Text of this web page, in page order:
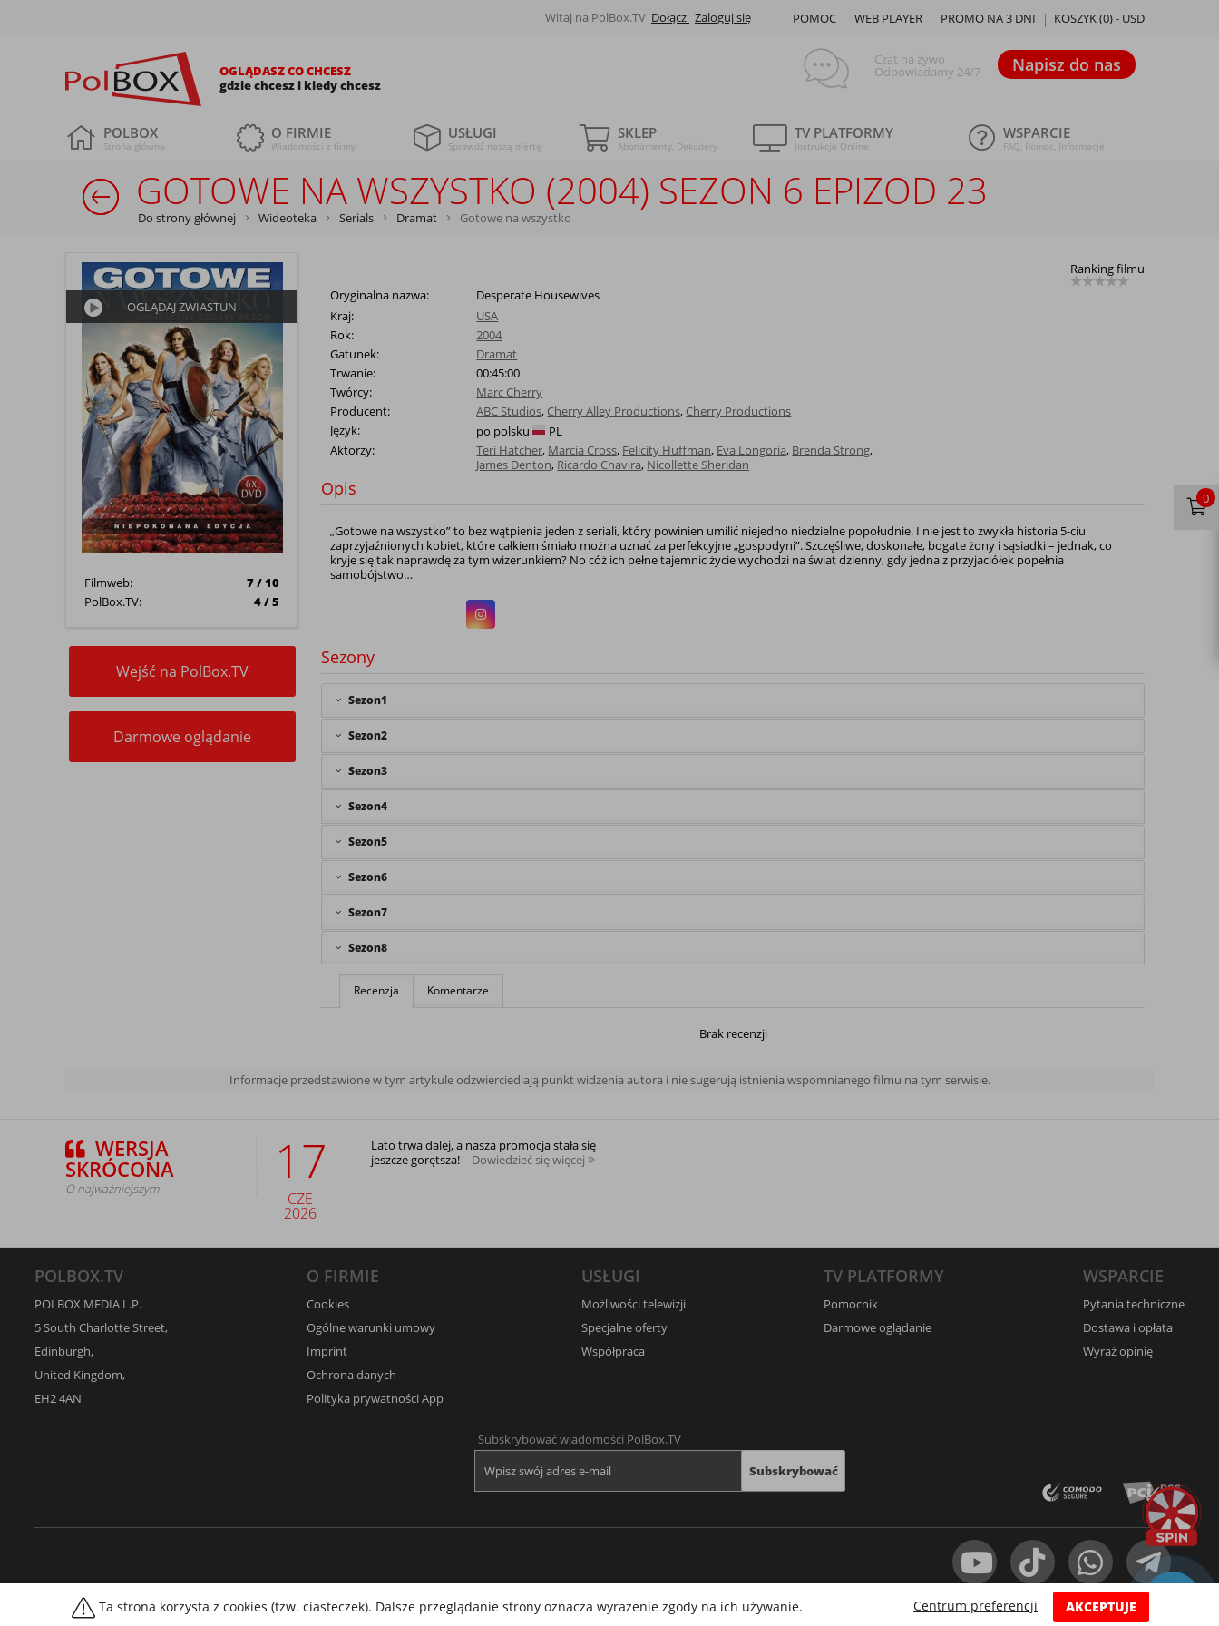
Ta strona korzysta z cookies (tzw. ciasteczek). Dalsze przeglądanie strony oznacza wyrażenie zgody na ich używanie. AKCEPTUJE
Centrum preferencji
Witaj na PolBox.TV Dołącz Zaloguj się KOSZYK (0) - USD
PROMO NA 3 DNI
WEB PLAYER
POMOC
OGLĄDASZ CO CHCESZ
gdzie chcesz i kiedy chcesz
Czat na żywo
Odpowiadamy 24/7 Napisz do nas
POLBOX
Strona główna
O FIRMIE
Wiadomości z firmy
USŁUGI
Sprawdź naszą ofertę
SKLEP
Abonamenty, Dekodery
TV PLATFORMY
Instrukcje Online
WSPARCIE
FAQ, Pomoc, Informacje
GOTOWE NA WSZYSTKO (2004) SEZON 6 EPIZOD 23
Do strony głównej Wideoteka Serials Dramat Gotowe na wszystko
OGLĄDAJ ZWIASTUN
Filmweb:
7 / 10
PolBox.TV:
4 / 5
Wejść na PolBox.TV
Darmowe oglądanie
Ranking filmu
Oryginalna nazwa:
Desperate Housewives
Kraj:
USA
Rok:
2004
Gatunek:
Dramat
Trwanie:
00:45:00
Twórcy:
Marc Cherry
Producent:
ABC Studios, Cherry Alley Productions, Cherry Productions
Język:
po polsku
PL
Aktorzy:
Teri Hatcher, Marcia Cross, Felicity Huffman, Eva Longoria, Brenda Strong,
James Denton, Ricardo Chavira, Nicollette Sheridan
Opis
„Gotowe na wszystko” to bez wątpienia jeden z seriali, który powinien umilić niejedno niedzielne popołudnie. I nie jest to zwykła historia 5-ciu
zaprzyjaźnionych kobiet, które całkiem śmiało można uznać za perfekcyjne „gospodyni”. Szczęśliwe, doskonałe, bogate żony i sąsiadki – jednak, co
kryje się tak naprawdę za tym wizerunkiem? No cóż ich pełne tajemnic życie wychodzi na świat dzienny, gdy jedna z przyjaciółek popełnia
samobójstwo…
Sezony
Sezon1
Sezon2
Sezon3
Sezon4
Sezon5
Sezon6
Sezon7
Sezon8
Recenzja Komentarze
Brak recenzji
Informacje przedstawione w tym artykule odzwierciedlają punkt widzenia autora i nie sugerują istnienia wspomnianego filmu na tym serwisie.
WERSJA
SKRÓCONA
O najważniejszym 17
CZE
2026
Lato trwa dalej, a nasza promocja stała się
jeszcze gorętsza!
Dowiedzieć się więcej
0
POLBOX.TV
POLBOX MEDIA L.P.
5 South Charlotte Street,
Edinburgh,
United Kingdom,
EH2 4AN
O FIRMIE
Cookies
Ogólne warunki umowy
Imprint
Ochrona danych
Polityka prywatności App
USŁUGI
Możliwości telewizji
Specjalne oferty
Współpraca
TV PLATFORMY
Pomocnik
Darmowe oglądanie
WSPARCIE
Pytania techniczne
Dostawa i opłata
Wyraź opinię
Subskrybować wiadomości PolBox.TV
Subskrybować